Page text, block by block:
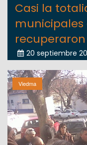
Casi la
20 septiembre
Viedma